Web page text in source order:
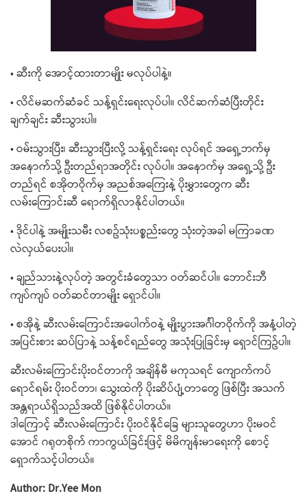
• ဆီးကို အောင့်ထားတာမျိုး မလုပ်ပါနဲ့။
• လိင်မဆက်ဆံခင် သန့်ရှင်းရေးလုပ်ပါ။ လိင်ဆက်ဆံပြီးတိုင်း
ချက်ချင်း ဆီးသွားပါ။
• ဝမ်းသွားပြီး၊ ဆီးသွားပြီးလို့ သန့်ရှင်းရေး လုပ်ရင် အရှေ့ဘက်မှ
အနောက်သို့ ဦးတည်ရာအတိုင်း လုပ်ပါ။ အနောက်မှ အရှေ့သို့ ဦး
တည်ရင် စအိုတဝိုက်မှ အညစ်အကြေးနဲ့ ပိုးမွှားတွေက ဆီး
လမ်းကြောင်းဆီ ရောက်ရှိလာနိုင်ပါတယ်။
• ဒိုင်ပါနဲ့ အမျိုးသမီး လစဥ်သုံးပစ္စည်းတွေ သုံးတဲ့အခါ မကြာခဏ
လဲလှယ်ပေးပါ။
• ချည်သားနဲ့လုပ်တဲ့ အတွင်းခံတွေသာ ဝတ်ဆင်ပါ။ ဘောင်းဘီ
ကျပ်ကျပ် ဝတ်ဆင်တာမျိုး ရှောင်ပါ။
• စအိုနဲ့ ဆီးလမ်းကြောင်းအပေါက်ဝနဲ့ မျိုးပွားအင်္ဂါတဝိုက်ကို အနံ့ပါတဲ့
အပြင်းစား ဆပ်ပြာနဲ့ သန့်စင်ရည်တွေ အသုံးပြုခြင်းမှ ရှောင်ကြဥ်ပါ။
ဆီးလမ်းကြောင်းပိုးဝင်တာကို အချိန်မီ မကုသရင် ကျောက်ကပ်
ရောင်ရမ်း ပိုးဝင်တာ၊ သွေးထဲကို ပိုးဆိပ်ပျံ့တာတွေ ဖြစ်ပြီး အသက်
အန္တရာယ်ရှိသည်အထိ ဖြစ်နိုင်ပါတယ်။
ဒါကြောင့် ဆီးလမ်းကြောင်း ပိုးဝင်နိုင်ခြေ များသူတွေဟာ ပိုးမဝင်
အောင် ဂရုတစိုက် ကာကွယ်ခြင်းဖြင့် မိမိကျန်းမာရေးကို စောင့်
ရှောက်သင့်ပါတယ်။
Author: Dr.Yee Mon